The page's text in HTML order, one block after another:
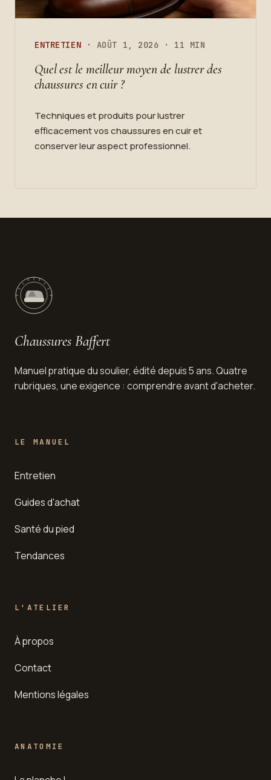
ENTRETIEN · AOÛT 1, 2026 · 11 MIN
Quel est le meilleur moyen de lustrer des
chaussures en cuir ?
Techniques et produits pour lustrer
efficacement vos chaussures en cuir et
conserver leur aspect professionnel.
Chaussures Baffert
Manuel pratique du soulier, édité depuis 5 ans. Quatre
rubriques, une exigence : comprendre avant d'acheter.
LE MANUEL
Entretien
Guides d'achat
Santé du pied
Tendances
L'ATELIER
À propos
Contact
Mentions légales
ANATOMIE